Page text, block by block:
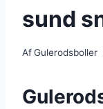
sund
AfGulerodsboller